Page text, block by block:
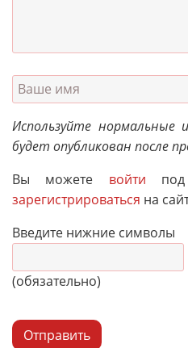
Используйте
будет опубликован после
Вы можете войти под
зарегистрироваться на
Введите нижние символы
(обязательно)
Отправить